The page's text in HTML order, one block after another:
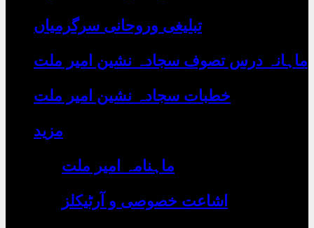
تبلیغی وروحانی سرگرمیاں
ماہانہ درس تصوف سجادہ نشین امیر ملت
خطبات سجادہ نشین امیر ملت
مزید
ماہنامہ امیر ملت
اشاعت خصوصی و آرٹیکلز